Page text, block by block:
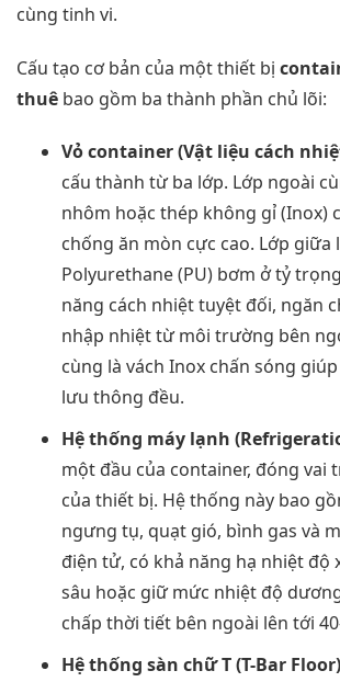
cùng tinh vi.
Cấu tạo cơ bản của một thiết bị
thuê bao gồm ba thành phần chủ lõi:
Vỏ container (Vật liệu cách
cấu thành từ ba lớp. Lớp ngoài
nhôm hoặc thép không gỉ (Inox)
chống ăn mòn cực cao. Lớp giữa
Polyurethane (PU) bơm ở tỷ
năng cách nhiệt tuyệt đối, ngăn
nhập nhiệt từ môi trường bên
cùng là vách Inox chấn sóng
lưu thông đều.
Hệ thống máy lạnh
một đầu của container, đóng vai
của thiết bị. Hệ thống này bao
ngưng tụ, quạt gió, bình gas và
điện tử, có khả năng hạ nhiệt độ
sâu hoặc giữ mức nhiệt độ
chấp thời tiết bên ngoài lên tới
Hệ thống sàn chữ T (T-Bar